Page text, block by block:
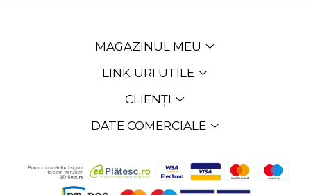
MAGAZINUL MEU
LINK-URI UTILE
CLIENȚI
DATE COMERCIALE